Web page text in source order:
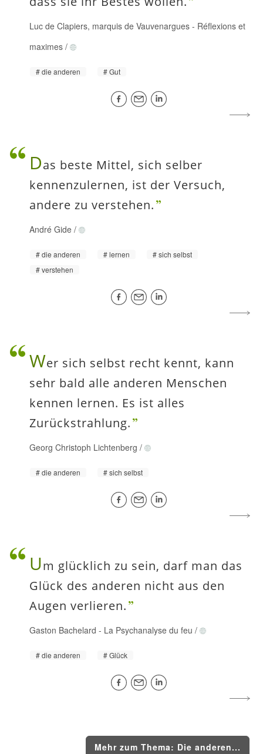
Luc de Clapiers, marquis de Vauvenargues - Réflexions et
maximes /
die anderen Gut
Das beste Mittel, sich selber
kennenzulernen, ist der Versuch,
andere zu verstehen.
André Gide /
die anderen lernen
sich selbst
verstehen
Wer sich selbst recht kennt, kann
sehr bald alle anderen Menschen
kennen lernen. Es ist alles
Zurückstrahlung.
Georg Christoph Lichtenberg /
die anderen sich selbst
Um glücklich zu sein, darf man das
Glück des anderen nicht aus den
Augen verlieren.
Gaston Bachelard - La Psychanalyse du feu /
die anderen Glück
Mehr zum Thema: Die anderen...